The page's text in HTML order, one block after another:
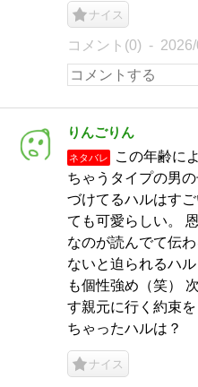
ナイス
コメント(0)
りんごりん
ネタバレ
この年齢に
ちゃうタイプの男
づけてるハルはす
ても可愛らしい。
なのが読んでて伝
ないと迫られるハ
も個性強め（笑）
す親元に行く約束
ちゃったハルは？
ナイス